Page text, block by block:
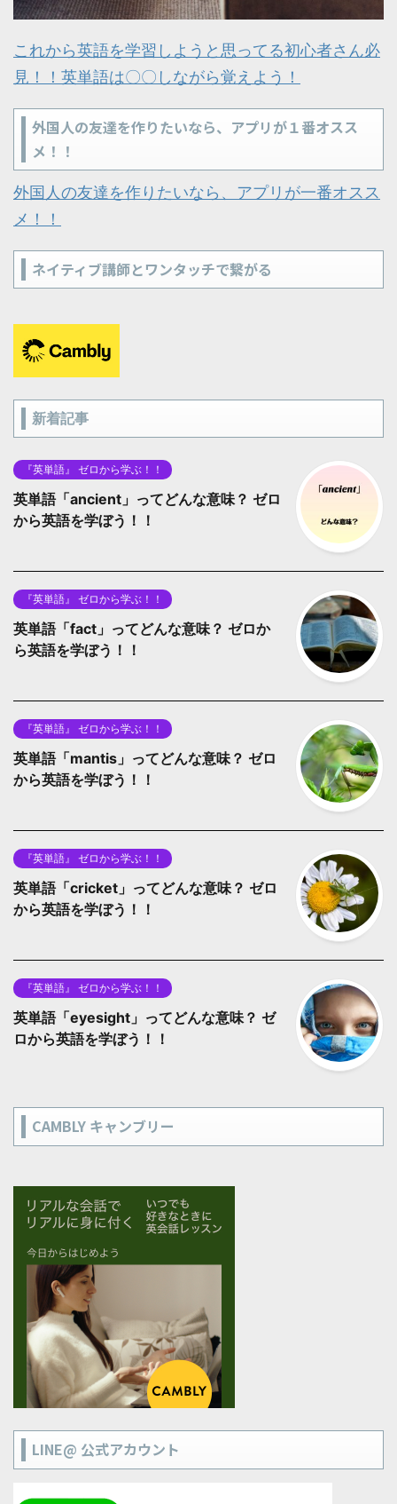
これから英語を学習しようと思ってる初心者さん必
見！！英単語は〇〇しながら覚えよう！
外国人の友達を作りたいなら、アプリが１番オスス
メ！！
外国人の友達を作りたいなら、アプリが一番オスス
メ！！
ネイティブ講師とワンタッチで繋がる
新着記事
『英単語』 ゼロから学ぶ！！
英単語「ancient」ってどんな意味？ ゼロ
から英語を学ぼう！！
『英単語』 ゼロから学ぶ！！
英単語「fact」ってどんな意味？ ゼロか
ら英語を学ぼう！！
『英単語』 ゼロから学ぶ！！
英単語「mantis」ってどんな意味？ ゼロ
から英語を学ぼう！！
『英単語』 ゼロから学ぶ！！
英単語「cricket」ってどんな意味？ ゼロ
から英語を学ぼう！！
『英単語』 ゼロから学ぶ！！
英単語「eyesight」ってどんな意味？ ゼ
ロから英語を学ぼう！！
CAMBLY キャンブリー
LINE@ 公式アカウント